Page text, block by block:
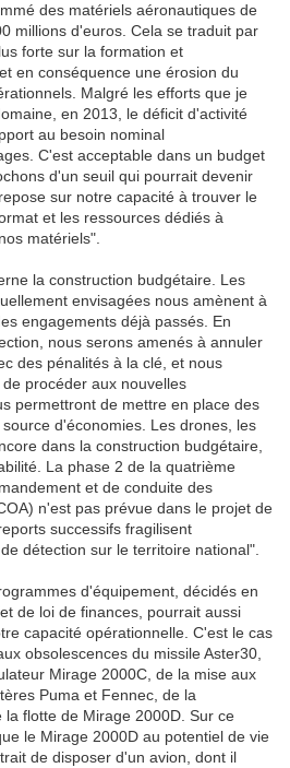
des matériels aéronautiques de
millions d'euros. Cela se traduit par
forte sur la formation et
en conséquence une érosion du
Malgré les efforts que je
en 2013, le déficit d'activité
au besoin nominal
C'est acceptable dans un budget
d'un seuil qui pourrait devenir
sur notre capacité à trouver le
et les ressources dédiés à
matériels".
la construction budgétaire. Les
envisagées nous amènent à
engagements déjà passés. En
nous serons amenés à annuler
des pénalités à la clé, et nous
procéder aux nouvelles
permettront de mettre en place des
d'économies. Les drones, les
dans la construction budgétaire,
La phase 2 de la quatrième
et de conduite des
n'est pas prévue dans le projet de
successifs fragilisent
détection sur le territoire national".
d'équipement, décidés en
de loi de finances, pourrait aussi
capacité opérationnelle. C'est le cas
obsolescences du missile Aster30,
Mirage 2000C, de la mise aux
Puma et Fennec, de la
flotte de Mirage 2000D. Sur ce
le Mirage 2000D au potentiel de vie
de disposer d'un avion, dont il